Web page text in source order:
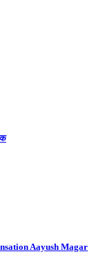
Aayush Magar